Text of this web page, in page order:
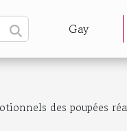
Gay
des poupées